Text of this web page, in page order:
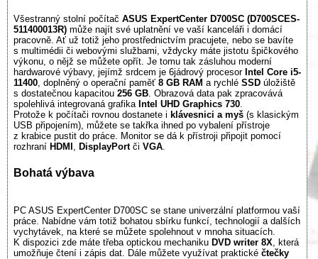
Všestranný stolní počítač ASUS ExpertCenter D700SC (D700SCES-
511400013R) může najít své uplatnění ve vaší kanceláři i domácí
pracovně. Ať už totiž jeho prostřednictvím pracujete, nebo se bavíte
s multimédii či webovými službami, vždycky máte jistotu špičkového
výkonu, o nějž se můžete opřít. Je tomu tak zásluhou moderní
hardwarové výbavy, jejímž srdcem je 6jádrový procesor Intel Core i5-
11400 , doplněný o operační paměť 8 GB RAM a rychlé SSD úložiště
s dostatečnou kapacitou 256 GB . Obrazová data pak zpracovává
spolehlivá integrovaná grafika Intel UHD Graphics 730
Protože k počítači rovnou dostanete i klávesnici a myš (s klasickým
USB připojením), můžete se takřka ihned po vybalení přístroje
z krabice pustit do práce. Monitor se dá k přístroji připojit pomocí
rozhraní HDMI DisplayPortči VGA
Bohatá výbava
PC ASUS ExpertCenter D700SC se stane univerzální platformou vaší
práce. Nabídne vám totiž bohatou sbírku funkcí, technologií a dalších
vychytávek, na které se můžete spolehnout v mnoha situacích.
K dispozici zde máte třeba optickou mechaniku DVD writer 8X, která
umožňuje čtení i zápis dat. Dále můžete využívat praktické čtečky